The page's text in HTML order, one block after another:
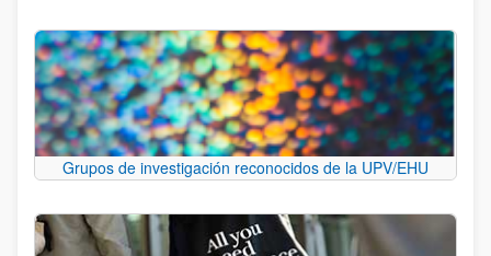
Grupos de investigación reconocidos de la UPV/EHU